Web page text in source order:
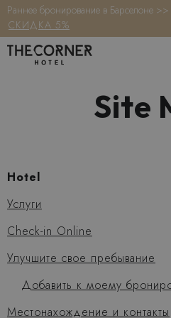
Раннее бронирование в Барселоне >>
СКИДКА 5%
Site
Hotel
Услуги
Check-in Online
Улучшите свое пребывание
Добавить к моему
Местонахождение и контакты